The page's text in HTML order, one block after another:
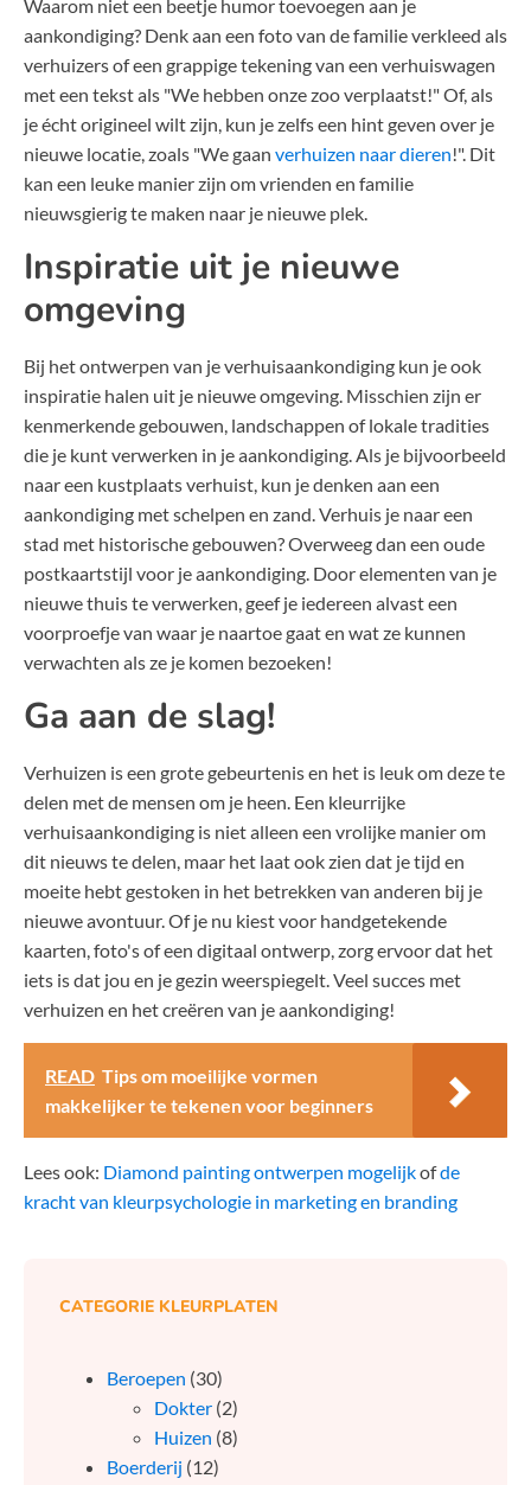
Waarom niet een beetje humor toevoegen aan je
aankondiging? Denk aan een foto van de familie verkleed als
verhuizers of een grappige tekening van een verhuiswagen
met een tekst als "We hebben onze zoo verplaatst!" Of, als
je écht origineel wilt zijn, kun je zelfs een hint geven over je
nieuwe locatie, zoals "We gaan verhuizen naar dieren!". Dit
kan een leuke manier zijn om vrienden en familie
nieuwsgierig te maken naar je nieuwe plek.
Inspiratie uit je nieuwe
omgeving
Bij het ontwerpen van je verhuisaankondiging kun je ook
inspiratie halen uit je nieuwe omgeving. Misschien zijn er
kenmerkende gebouwen, landschappen of lokale tradities
die je kunt verwerken in je aankondiging. Als je bijvoorbeeld
naar een kustplaats verhuist, kun je denken aan een
aankondiging met schelpen en zand. Verhuis je naar een
stad met historische gebouwen? Overweeg dan een oude
postkaartstijl voor je aankondiging. Door elementen van je
nieuwe thuis te verwerken, geef je iedereen alvast een
voorproefje van waar je naartoe gaat en wat ze kunnen
verwachten als ze je komen bezoeken!
Ga aan de slag!
Verhuizen is een grote gebeurtenis en het is leuk om deze te
delen met de mensen om je heen. Een kleurrijke
verhuisaankondiging is niet alleen een vrolijke manier om
dit nieuws te delen, maar het laat ook zien dat je tijd en
moeite hebt gestoken in het betrekken van anderen bij je
nieuwe avontuur. Of je nu kiest voor handgetekende
kaarten, foto's of een digitaal ontwerp, zorg ervoor dat het
iets is dat jou en je gezin weerspiegelt. Veel succes met
verhuizen en het creëren van je aankondiging!
READ Tips om moeilijke vormen
makkelijker te tekenen voor beginners
Lees ook: Diamond painting ontwerpen mogelijkofde
kracht van kleurpsychologie in marketing en branding
CATEGORIE KLEURPLATEN
Beroepen (30)
Dokter (2)
Huizen (8)
Boerderij (12)